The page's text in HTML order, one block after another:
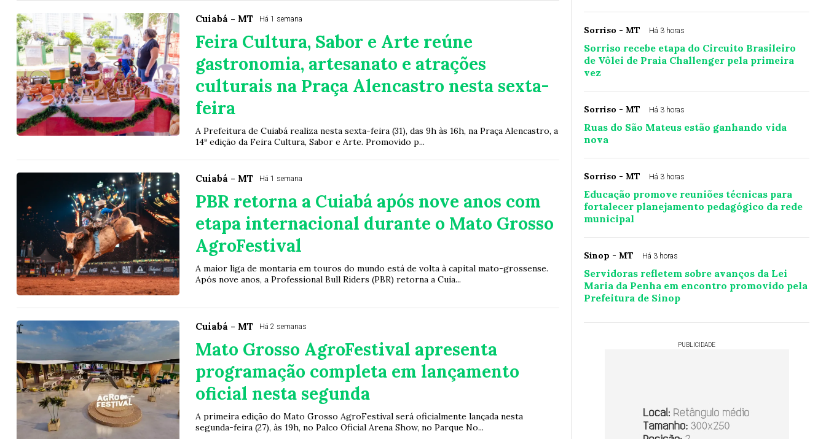
Cuiabá - MT Há 1 semana
Feira Cultura, Sabor e Arte reúne
gastronomia, artesanato e atrações
culturais na Praça Alencastro nesta sexta-
feira
A Prefeitura de Cuiabá realiza nesta sexta-feira (31), das 9h às 16h, na Praça Alencastro, a
14ª edição da Feira Cultura, Sabor e Arte. Promovido p...
Cuiabá - MT Há 1 semana
PBR retorna a Cuiabá após nove anos com
etapa internacional durante o Mato Grosso
AgroFestival
A maior liga de montaria em touros do mundo está de volta à capital mato-grossense.
Após nove anos, a Professional Bull Riders (PBR) retorna a Cuia...
Cuiabá - MT Há 2 semanas
Mato Grosso AgroFestival apresenta
programação completa em lançamento
oficial nesta segunda
A primeira edição do Mato Grosso AgroFestival será oficialmente lançada nesta
segunda-feira (27), às 19h, no Palco Oficial Arena Show, no Parque No...
Sorriso - MT Há 3 horas
Sorriso recebe etapa do Circuito Brasileiro
de Vôlei de Praia Challenger pela primeira
vez
Sorriso - MT Há 3 horas
Ruas do São Mateus estão ganhando vida
nova
Sorriso - MT Há 3 horas
Educação promove reuniões técnicas para
fortalecer planejamento pedagógico da rede
municipal
Sinop - MT Há 3 horas
Servidoras refletem sobre avanços da Lei
Maria da Penha em encontro promovido pela
Prefeitura de Sinop
PUBLICIDADE